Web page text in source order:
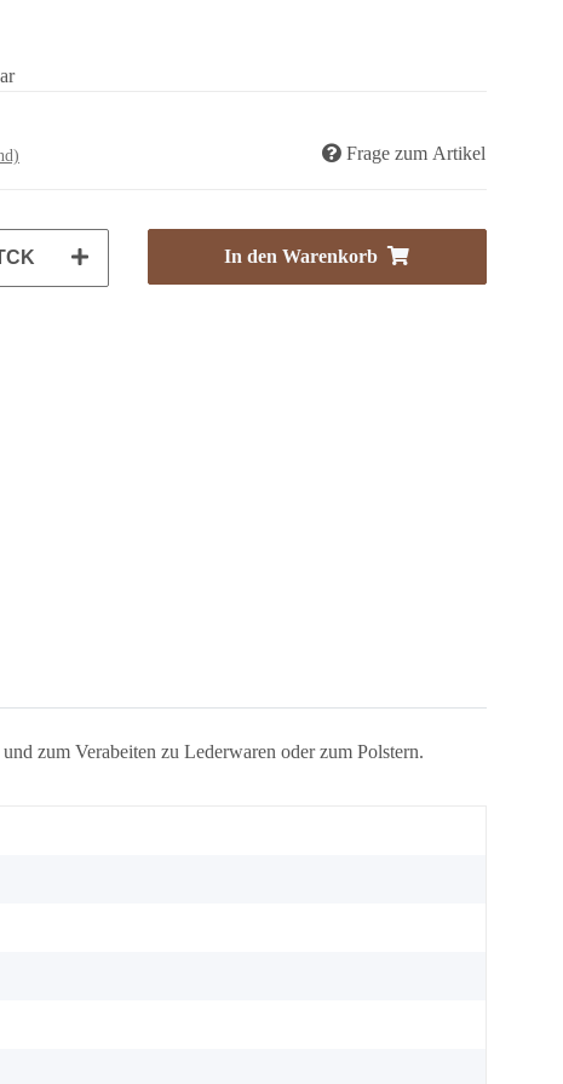
Frage zum Artikel
In den Warenkorb
zum Verabeiten zu Lederwaren oder zum Polstern.